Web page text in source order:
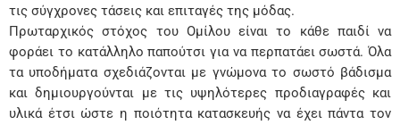
τις σύγχρονες τάσεις και επιταγές της μόδας.
Πρωταρχικός στόχος του Ομίλου είναι το κάθε παιδί να
φοράει το κατάλληλο παπούτσι για να περπατάει σωστά. Όλα
τα υποδήματα σχεδιάζονται με γνώμονα το σωστό βάδισμα
και δημιουργούνται με τις υψηλότερες προδιαγραφές και
υλικά έτσι ώστε η ποιότητα κατασκευής να έχει πάντα τον